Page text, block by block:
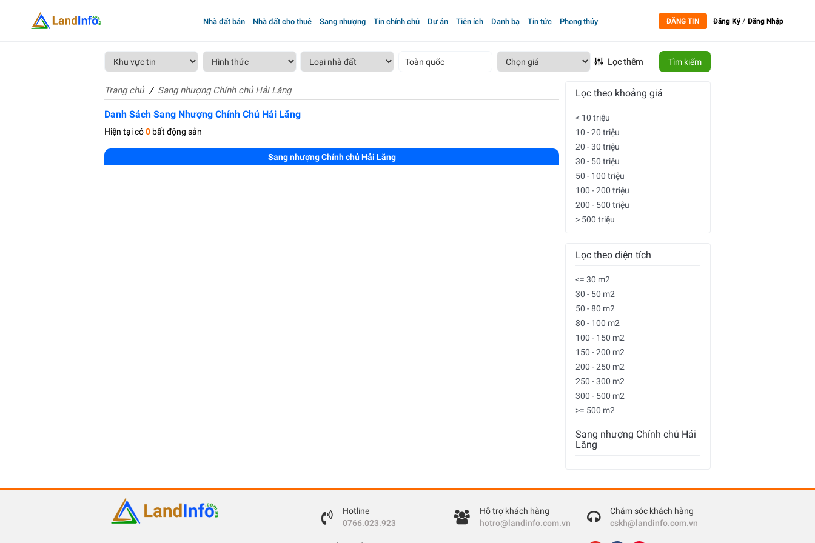
Nhà đất bán Nhà đất cho thuê Sang nhượng Tin chính chủ Dự án Tiện ích Danh bạ Tin tức Phong thủy ĐĂNG TIN Đăng Ký /Đăng Nhập
Toàn quốc Lọc thêm Tìm kiếm
Trang chủ Sang nhượng Chính chủ Hải Lăng
Danh Sách Sang Nhượng Chính Chủ Hải Lăng
Hiện tại có0 bất động sản
Sang nhượng Chính chủ Hải Lăng
Lọc theo khoảng giá
< 10 triệu
10 - 20 triệu
20 - 30 triệu
30 - 50 triệu
50 - 100 triệu
100 - 200 triệu
200 - 500 triệu
> 500 triệu
Lọc theo diện tích
<= 30 m2
30 - 50 m2
50 - 80 m2
80 - 100 m2
100 - 150 m2
150 - 200 m2
200 - 250 m2
250 - 300 m2
300 - 500 m2
>= 500 m2
Sang nhượng Chính chủ Hải
Lăng
Hotline
0766.023.923
Hỗ trợ khách hàng
hotro@landinfo.com.vn
Chăm sóc khách hàng
cskh@landinfo.com.vn